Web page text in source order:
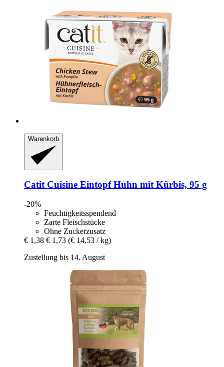
Warenkorb
CatitCuisine Eintopf Huhn mit Kürbis, 95 g
-20%
Feuchtigkeitsspendend
Zarte Fleischstücke
Ohne Zuckerzusatz
€ 1,38 € 1,73 (€ 14,53 / kg)
Zustellung bis 14. August